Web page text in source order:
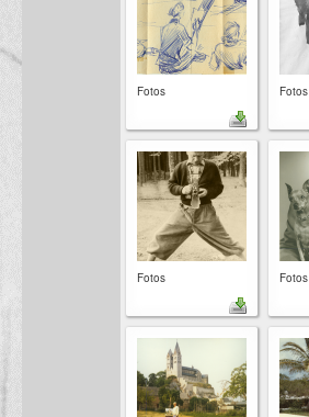
Fotos Fotos
Fotos Fotos